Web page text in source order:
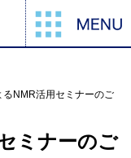
るNMR活用セミナーのご
ミナーのご